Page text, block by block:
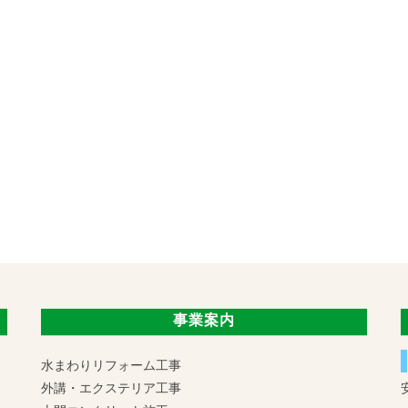
事業案内
水まわりリフォーム工事
外講・エクステリア工事